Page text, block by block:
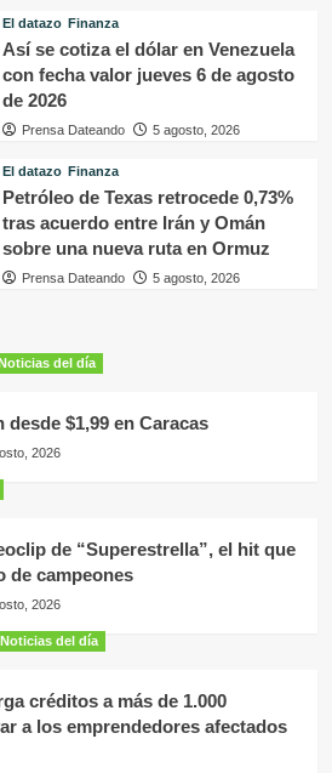
El datazo Finanza
Así se cotiza el dólar en Venezuela
con fecha valor jueves 6 de agosto
de 2026
Prensa Dateando 5 agosto, 2026
El datazo Finanza
Petróleo de Texas retrocede 0,73%
tras acuerdo entre Irán y Omán
sobre una nueva ruta en Ormuz
Prensa Dateando 5 agosto, 2026
del día
$1,99 en Caracas
2026
de “Superestrella”, el hit que
de campeones
2026
Noticias del día
créditos a más de 1.000
a los emprendedores afectados